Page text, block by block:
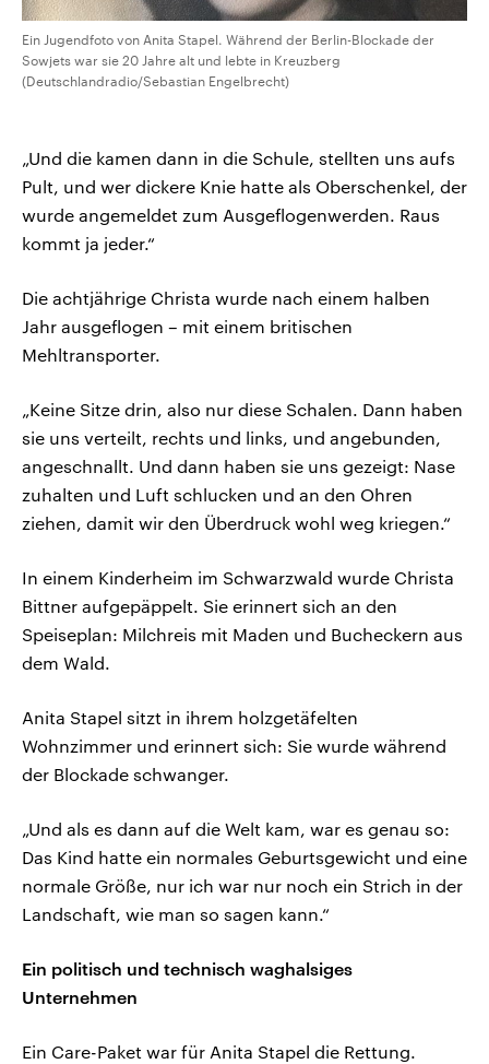
Ein Jugendfoto von Anita Stapel. Während der Berlin-Blockade der
Sowjets war sie 20 Jahre alt und lebte in Kreuzberg
(Deutschlandradio/Sebastian Engelbrecht)
„Und die kamen dann in die Schule, stellten uns aufs
Pult, und wer dickere Knie hatte als Oberschenkel, der
wurde angemeldet zum Ausgeflogenwerden. Raus
kommt ja jeder.“
Die achtjährige Christa wurde nach einem halben
Jahr ausgeflogen – mit einem britischen
Mehltransporter.
„Keine Sitze drin, also nur diese Schalen. Dann haben
sie uns verteilt, rechts und links, und angebunden,
angeschnallt. Und dann haben sie uns gezeigt: Nase
zuhalten und Luft schlucken und an den Ohren
ziehen, damit wir den Überdruck wohl weg kriegen.“
In einem Kinderheim im Schwarzwald wurde Christa
Bittner aufgepäppelt. Sie erinnert sich an den
Speiseplan: Milchreis mit Maden und Bucheckern aus
dem Wald.
Anita Stapel sitzt in ihrem holzgetäfelten
Wohnzimmer und erinnert sich: Sie wurde während
der Blockade schwanger.
„Und als es dann auf die Welt kam, war es genau so:
Das Kind hatte ein normales Geburtsgewicht und eine
normale Größe, nur ich war nur noch ein Strich in der
Landschaft, wie man so sagen kann.“
Ein politisch und technisch waghalsiges
Unternehmen
Ein Care-Paket war für Anita Stapel die Rettung.